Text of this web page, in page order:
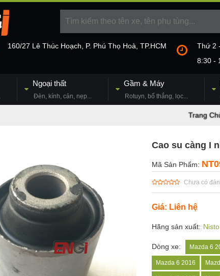
160/27 Lê Thúc Hoạch, P. Phú Thọ Hoà, TP.HCM
Thứ 2
8:30 -
Ngoại thất
Đèn, kính, cản, nẹp...
Gầm & Máy
Rotuyn, bố thắng, lọc...
Trang
Cao su càng I
Mã Sản Phẩm:
Chưa có
Giá: Liên hệ
Hãng sản xuất: Nisto
Dòng xe: Mazda 6
Mazda 6 2016